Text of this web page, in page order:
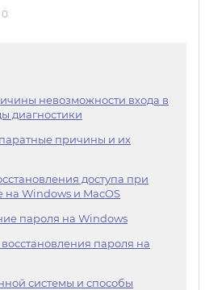
0
невозможности входа в
диагностики
причины и их
доступа при
на Windows и MacOS
пароля на Windows
пароля на
системы и способы